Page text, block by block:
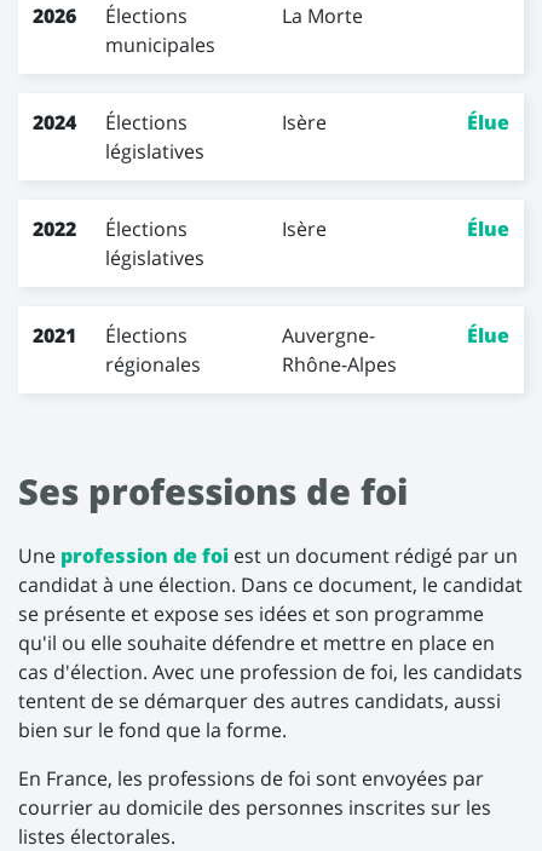
Année
Élection Circonscription
2026
Élections
municipales
La Morte
2024
Élections
législatives
Isère Élue
2022
Élections
législatives
Isère Élue
2021
Élections
régionales
Auvergne-
Rhône-Alpes
Élue
Ses professions de foi
Une profession de foi est un document rédigé par un
candidat à une élection. Dans ce document, le candidat
se présente et expose ses idées et son programme
qu'il ou elle souhaite défendre et mettre en place en
cas d'élection. Avec une profession de foi, les candidats
tentent de se démarquer des autres candidats, aussi
bien sur le fond que la forme.
En France, les professions de foi sont envoyées par
courrier au domicile des personnes inscrites sur les
listes électorales.